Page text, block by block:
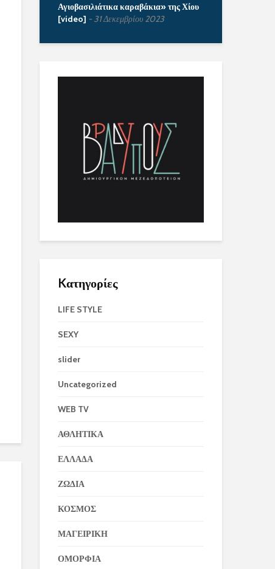
Αγιοβασιλιάτικα καραβάκια» της Χίου
[video]
31 Δεκεμβρίου 2023
Kατηγορίες
LIFE STYLE
SEXY
slider
Uncategorized
WEB TV
ΑΘΛΗΤΙΚΑ
ΕΛΛΑΔΑ
ΖΩΔΙΑ
ΚΟΣΜΟΣ
ΜΑΓΕΙΡΙΚΗ
ΟΜΟΡΦΙΑ